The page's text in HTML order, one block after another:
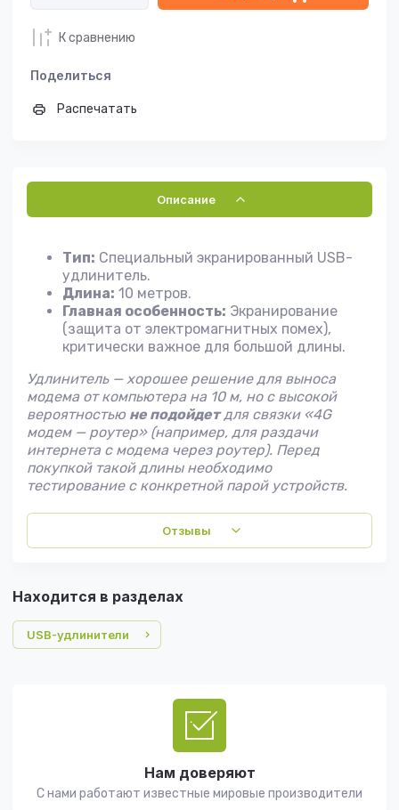
К сравнению
Поделиться
Распечатать
Описание
Тип: Специальный экранированный USB-
удлинитель.
Длина: 10 метров.
Главная особенность: Экранирование
(защита от электромагнитных помех),
критически важное для большой длины.
Удлинитель — хорошее решение для выноса
модема от компьютера на 10 м, но с высокой
вероятностью не подойдетдля связки «4G
модем — роутер» (например, для раздачи
интернета с модема через роутер). Перед
покупкой такой длины необходимо
тестирование с конкретной парой устройств.
Отзывы
Находится в разделах
USB-удлинители
Нам доверяют
С нами работают известные мировые производители